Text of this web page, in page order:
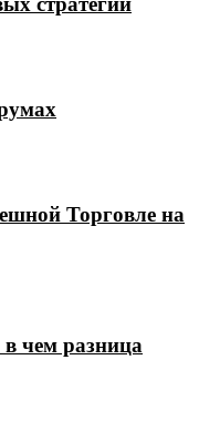
Торговле на
чем разница